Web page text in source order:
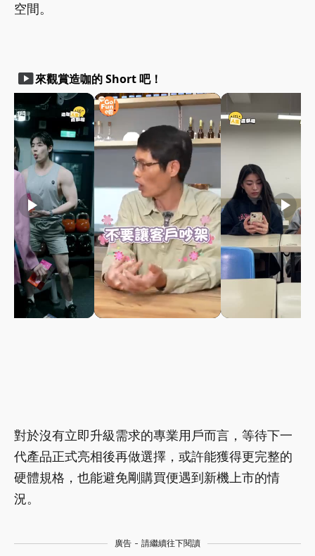
空間。
smart_display來觀賞造咖的 Short 吧！
play_arrow play_arrow play_arrow
對於沒有立即升級需求的專業用戶而言，等待下一
代產品正式亮相後再做選擇，或許能獲得更完整的
硬體規格，也能避免剛購買便遇到新機上市的情
況。
廣告 - 請繼續往下閱讀